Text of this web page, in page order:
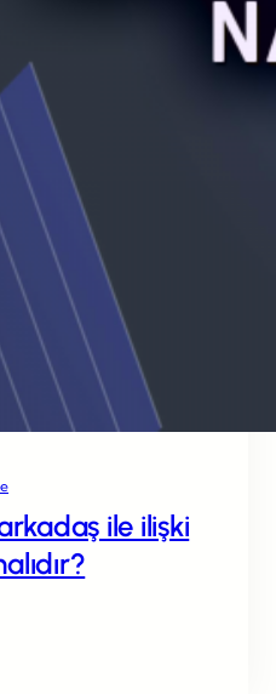
ile ilişki